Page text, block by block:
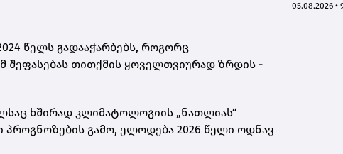
წელს გადააჭარბებს, როგორც
შეფასებას თითქმის ყოველთვიურად ზრდის -
ხშირად კლიმატოლოგიის „ნათლიას“
გამო, ელოდება 2026 წელი ოდნავ
05.08.2026 •